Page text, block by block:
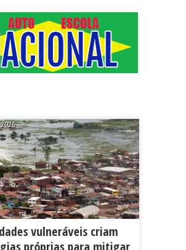
2026
vulneráveis criam